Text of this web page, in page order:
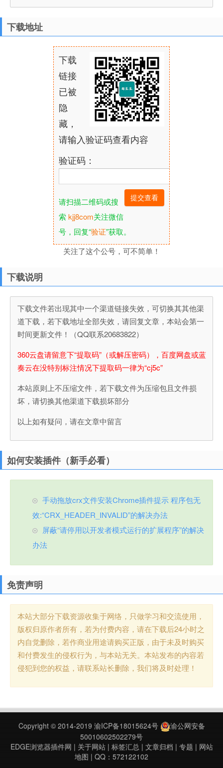
下载地址
下载
链接
已被
隐
藏，
请输入验证码查看内容
验证码：
请扫描二维码或搜
索kjj8com关注微信
号，回复“验证”获取。
关注了这个公号，可不简单！
下载说明
下载文件若出现其中一个渠道链接失效，可切换其其他渠
道下载，若下载地址全部失效，请回复文章，本站会第一
时间更新文件！（QQ联系20683822）
360云盘请留意下“提取码”（或解压密码），百度网盘或蓝
奏云在没特别标注情况下提取码一律为“cj5c”
本站原则上不压缩文件，若下载文件为压缩包且文件损
坏，请切换其他渠道下载损坏部分
以上如有疑问，请在文章中留言
如何安装插件（新手必看）
手动拖放crx文件安装Chrome插件提示 程序包无
效:“CRX_HEADER_INVALID”的解决办法
屏蔽“请停用以开发者模式运行的扩展程序”的解决
办法
免责声明
本站大部分下载资源收集于网络，只做学习和交流使用，
版权归原作者所有，若为付费内容，请在下载后24小时之
内自觉删除，若作商业用途请购买正版，由于未及时购买
和付费发生的侵权行为，与本站无关。本站发布的内容若
侵犯到您的权益，请联系站长删除，我们将及时处理！
Copyright © 2014-2019 渝ICP备18015624号
渝公网安备
50010602502279号
EDGE浏览器插件网 | 关于网站| 标签汇总| 文章归档 | 专题 | 网站
地图 | QQ：572122102